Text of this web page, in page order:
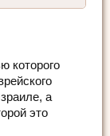
которого
а
это